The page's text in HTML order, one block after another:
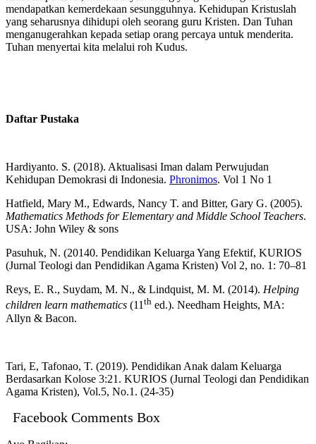
mendapatkan kemerdekaan sesungguhnya. Kehidupan Kristuslah
yang seharusnya dihidupi oleh seorang guru Kristen. Dan Tuhan
menganugerahkan kepada setiap orang percaya untuk menderita.
Tuhan menyertai kita melalui roh Kudus.
Daftar Pustaka
Hardiyanto. S. (2018). Aktualisasi Iman dalam Perwujudan
Kehidupan Demokrasi di Indonesia. Phronimos. Vol 1 No 1
Hatfield, Mary M., Edwards, Nancy T. and Bitter, Gary G. (2005).
Mathematics Methods for Elementary and Middle School Teachers.
USA: John Wiley & sons
Pasuhuk, N. (20140. Pendidikan Keluarga Yang Efektif, KURIOS
(Jurnal Teologi dan Pendidikan Agama Kristen) Vol 2, no. 1: 70–81
Reys, E. R., Suydam, M. N., & Lindquist, M. M. (2014). Helping
children learn mathematics (11th ed.). Needham Heights, MA:
Allyn & Bacon.
Tari, E, Tafonao, T. (2019). Pendidikan Anak dalam Keluarga
Berdasarkan Kolose 3:21. KURIOS (Jurnal Teologi dan Pendidikan
Agama Kristen), Vol.5, No.1. (24-35)
Facebook Comments Box